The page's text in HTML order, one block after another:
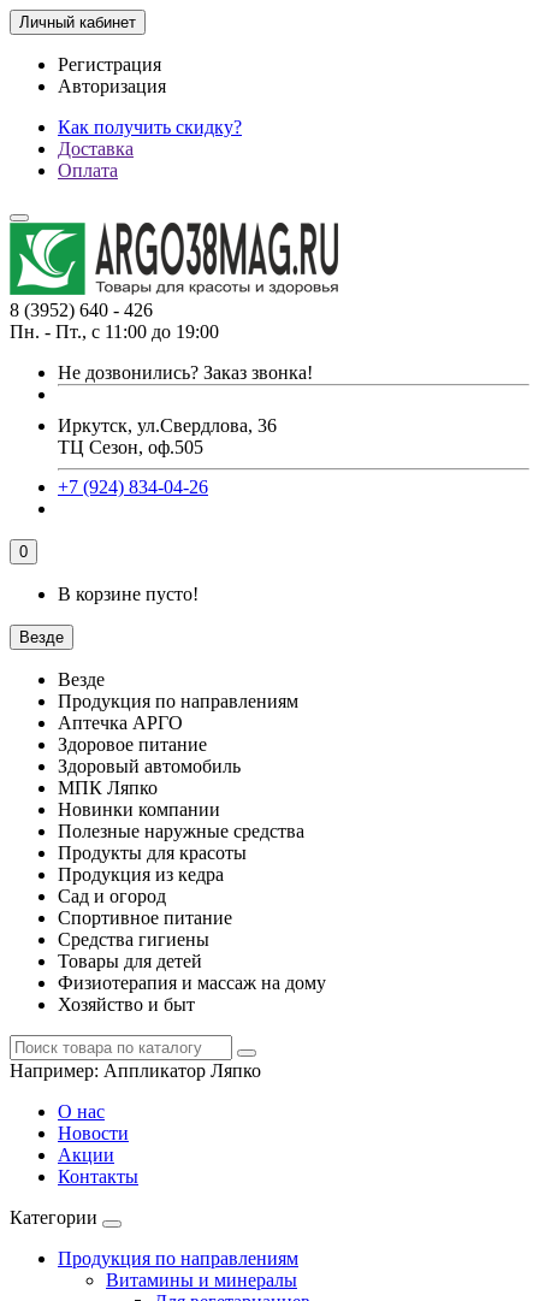
Личный кабинет
Регистрация
Авторизация
Как получить скидку?
Доставка
Оплата
8 (3952) 640 - 426
Пн. - Пт., с 11:00 до 19:00
Не дозвонились? Заказ звонка!
Иркутск, ул.Свердлова, 36
ТЦ Сезон, оф.505
+7 (924) 834-04-26
0
В корзине пусто!
Везде
Везде
Продукция по направлениям
Аптечка АРГО
Здоровое питание
Здоровый автомобиль
МПК Ляпко
Новинки компании
Полезные наружные средства
Продукты для красоты
Продукция из кедра
Сад и огород
Спортивное питание
Средства гигиены
Товары для детей
Физиотерапия и массаж на дому
Хозяйство и быт
Например: Аппликатор Ляпко
О нас
Новости
Акции
Контакты
Категории
Продукция по направлениям
Витамины и минералы